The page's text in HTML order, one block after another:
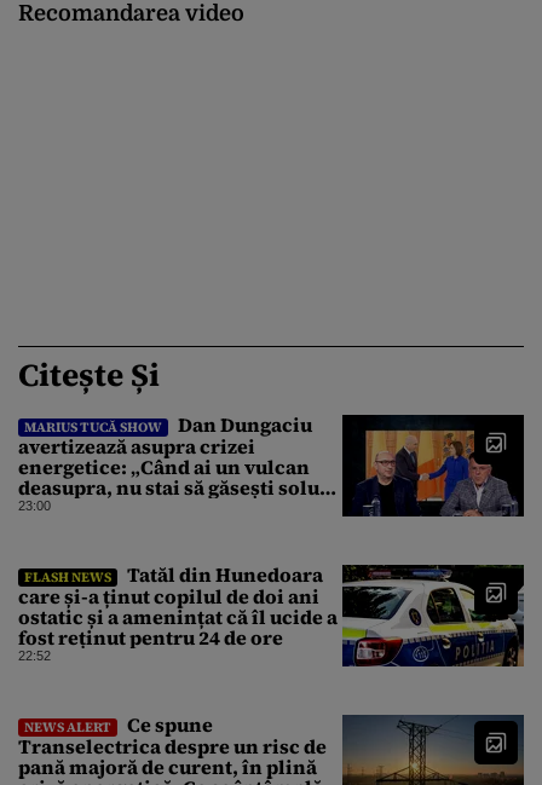
Recomandarea video
Citește Și
MARIUS TUCĂ SHOW
Dan Dungaciu
avertizează asupra crizei
energetice: „Când ai un vulcan
deasupra, nu stai să găsești soluții
cu leucoplast”
23:00
FLASH NEWS
Tatăl din Hunedoara
care și-a ținut copilul de doi ani
ostatic și a amenințat că îl ucide a
fost reținut pentru 24 de ore
22:52
NEWS ALERT
Ce spune
Transelectrica despre un risc de
pană majoră de curent, în plină